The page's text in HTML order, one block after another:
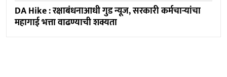
DA Hike : रक्षाबंधनाआधी गुड न्यूज, सरकारी कर्मचाऱ्यांचा
महागाई भत्ता वाढण्याची शक्यता